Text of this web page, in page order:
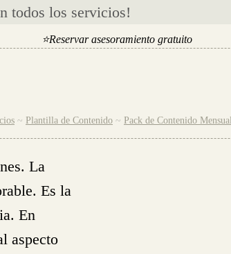
todos los servicios!
⭐Reservar asesoramiento gratuito⭐
~ Plantilla de Contenido ~ Pack de Contenido Mensual
La
Es la
En
aspecto